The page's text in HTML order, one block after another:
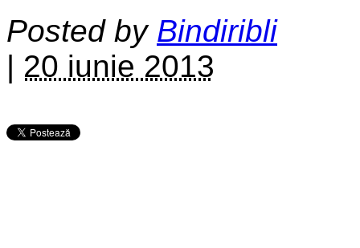
Posted by Bindiribli
| 20 iunie 2013